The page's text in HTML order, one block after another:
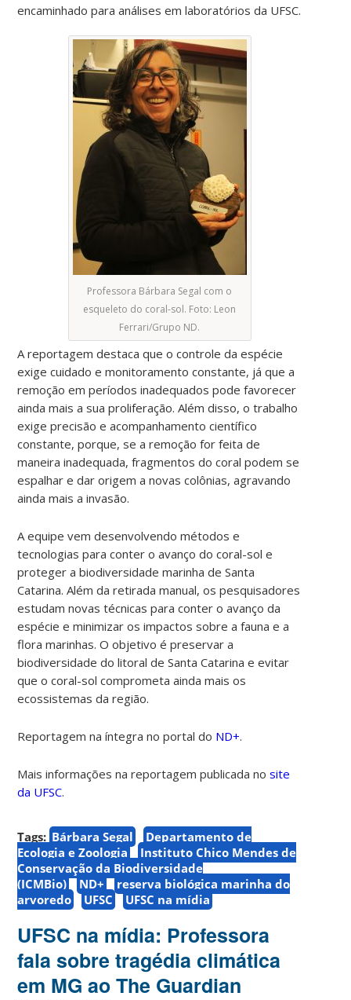
encaminhado para análises em laboratórios da UFSC.
Professora Bárbara Segal com o
esqueleto do coral-sol. Foto: Leon
Ferrari/Grupo ND.
A reportagem destaca que o controle da espécie
exige cuidado e monitoramento constante, já que a
remoção em períodos inadequados pode favorecer
ainda mais a sua proliferação. Além disso, o trabalho
exige precisão e acompanhamento científico
constante, porque, se a remoção for feita de
maneira inadequada, fragmentos do coral podem se
espalhar e dar origem a novas colônias, agravando
ainda mais a invasão.
A equipe vem desenvolvendo métodos e
tecnologias para conter o avanço do coral-sol e
proteger a biodiversidade marinha de Santa
Catarina.Além da retirada manual, os pesquisadores
estudam novas técnicas para conter o avanço da
espécie e minimizar os impactos sobre a fauna e a
flora marinhas. O objetivo é preservar a
biodiversidade do litoral de Santa Catarina e evitar
que o coral-sol comprometa ainda mais os
ecossistemas da região.
Reportagem na íntegra no portal do ND+.
Mais informações na reportagem publicada nosite
da UFSC.
Tags: Bárbara Segal
Departamento de
Ecologia e Zoologia
Instituto Chico Mendes de
Conservação da Biodiversidade
(ICMBio)
ND+
reserva biológica marinha do
arvoredo
UFSC UFSC na mídia
UFSC na mídia: Professora
fala sobre tragédia climática
em MG ao The Guardian